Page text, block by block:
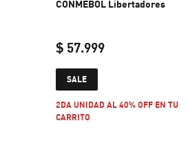
CONMEBOL Libertadores
$ 57.999
SALE
2DA UNIDAD AL 40% OFF EN TU
CARRITO